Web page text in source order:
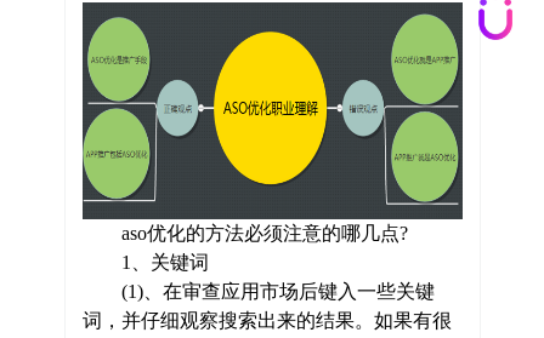
aso优化的方法必须注意的哪几点?
1、关键词
(1)、在审查应用市场后键入一些关键
词，并仔细观察搜索出来的结果。如果有很